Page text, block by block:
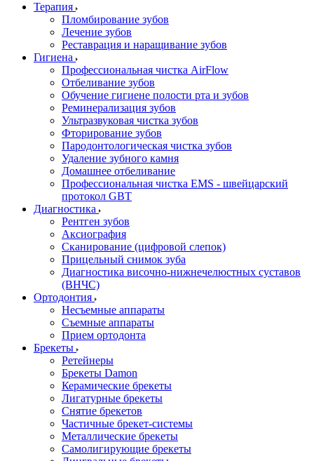
Терапия
Пломбирование зубов
Лечение зубов
Реставрация и наращивание зубов
Гигиена
Профессиональная чистка AirFlow
Отбеливание зубов
Обучение гигиене полости рта и зубов
Реминерализация зубов
Ультразвуковая чистка зубов
Фторирование зубов
Пародонтологическая чистка зубов
Удаление зубного камня
Домашнее отбеливание
Профессиональная чистка EMS - швейцарский
протокол GBT
Диагностика
Рентген зубов
Аксиография
Сканирование (цифровой слепок)
Прицельный снимок зуба
Диагностика височно-нижнечелюстных суставов
(ВНЧС)
Ортодонтия
Несъемные аппараты
Съемные аппараты
Прием ортодонта
Брекеты
Ретейнеры
Брекеты Damon
Керамические брекеты
Лигатурные брекеты
Снятие брекетов
Частичные брекет-системы
Металлические брекеты
Самолигирующие брекеты